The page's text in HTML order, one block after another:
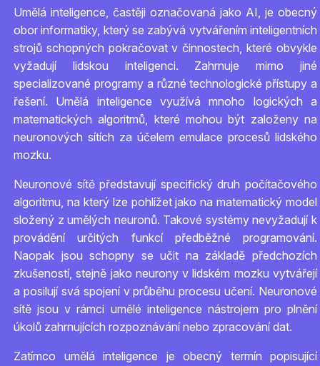
Umělá inteligence, častěji označovaná jako AI, je obecný
obor informatiky, který se zabývá vytvářením inteligentních
strojů schopných pokračovat v činnostech, které obvykle
vyžadují lidskou inteligenci. Zahrnuje mimo jiné
specializované programy a různé technologické přístupy a
řešení. Umělá inteligence využívá mnoho logických a
matematických algoritmů, které mohou být založeny na
neuronových sítích za účelem emulace procesů lidského
mozku.
Neuronové sítě představují specifický druh počítačového
algoritmu, na který lze pohlížet jako na matematický model
složený z umělých neuronů. Takové systémy nevyžadují k
provádění určitých funkcí předběžné programování.
Naopak jsou schopny se učit na základě předchozích
zkušeností, stejně jako neurony v lidském mozku vytvářejí
a posilují svá spojení v průběhu procesu učení. Neuronové
sítě jsou v rámci umělé inteligence nástrojem pro plnění
úkolů zahrnujících rozpoznávání nebo zpracování dat.
Zatímco umělá inteligence je obecný termín popisující